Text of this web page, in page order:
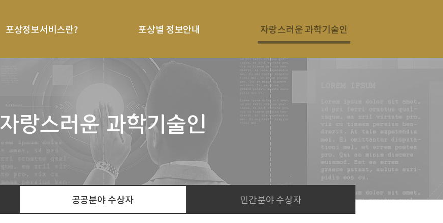
포상정보서비스란? 포상별 정보안내 자랑스러운 과학기술인
자랑스러운 과학기술인
공공분야 수상자 민간분야 수상자